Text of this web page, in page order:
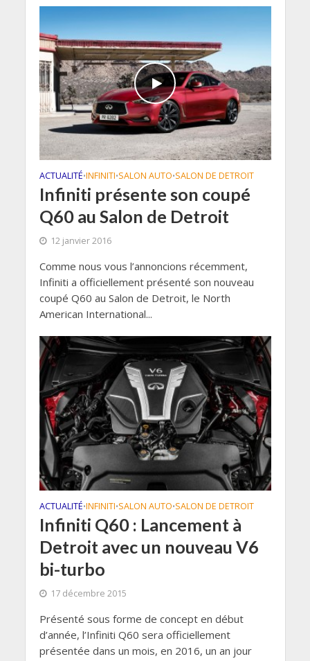
ACTUALITÉ•INFINITI•SALON AUTO•SALON DE DETROIT
Infiniti présente son coupé
Q60 au Salon de Detroit
12 janvier 2016
Comme nous vous l’annoncions récemment,
Infiniti a officiellement présenté son nouveau
coupé Q60 au Salon de Detroit, le North
American International...
ACTUALITÉ•INFINITI•SALON AUTO•SALON DE DETROIT
Infiniti Q60 : Lancement à
Detroit avec un nouveau V6
bi-turbo
17 décembre 2015
Présenté sous forme de concept en début
d’année, l’Infiniti Q60 sera officiellement
présentée dans un mois, en 2016, un an jour